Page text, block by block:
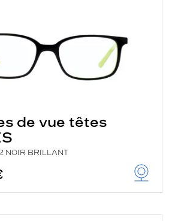
de vue têtes
NOIR BRILLANT